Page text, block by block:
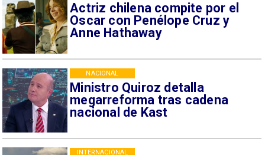
Actriz chilena compite por el
Oscar con Penélope Cruz y
Anne Hathaway
Ministro Quiroz detalla
megarreforma tras cadena
nacional de Kast
NACIONAL
INTERNACIONAL